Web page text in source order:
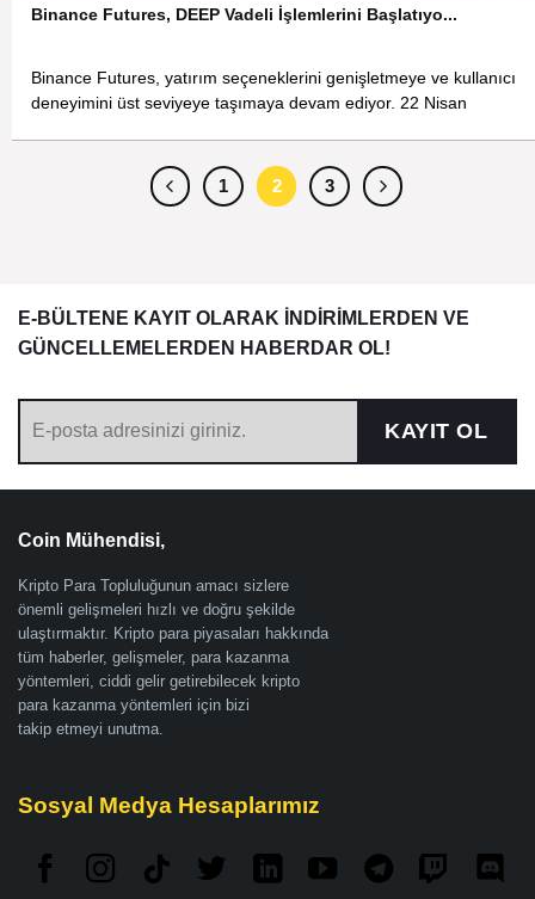
Binance Futures, DEEP Vadeli İşlemlerini Başlatıyo...
Binance Futures, yatırım seçeneklerini genişletmeye ve kullanıcı
deneyimini üst seviyeye taşımaya devam ediyor. 22 Nisan
1 2 3
E-BÜLTENE KAYIT OLARAK İNDİRİMLERDEN VE
GÜNCELLEMELERDEN HABERDAR OL!
KAYIT OL
Coin Mühendisi,
Kripto Para Topluluğunun amacı sizlere
önemli gelişmeleri hızlı ve doğru şekilde
ulaştırmaktır. Kripto para piyasaları hakkında
tüm haberler, gelişmeler, para kazanma
yöntemleri, ciddi gelir getirebilecek kripto
para kazanma yöntemleri için bizi
takip etmeyi unutma.
Sosyal Medya Hesaplarımız